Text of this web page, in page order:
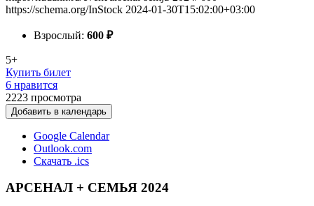
https://schema.org/InStock 2024-01-30T15:02:00+03:00
Взрослый: 600 ₽
5+
Купить билет
6 нравится
2223 просмотра
Добавить в календарь
Google Calendar
Outlook.com
Скачать .ics
АРСЕНАЛ + СЕМЬЯ 2024